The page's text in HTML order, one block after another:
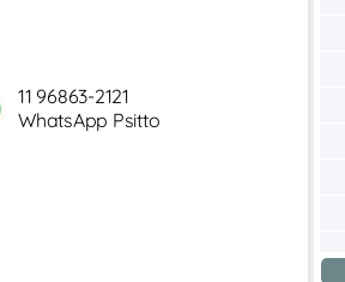
11 96863-2121
WhatsApp Psitto